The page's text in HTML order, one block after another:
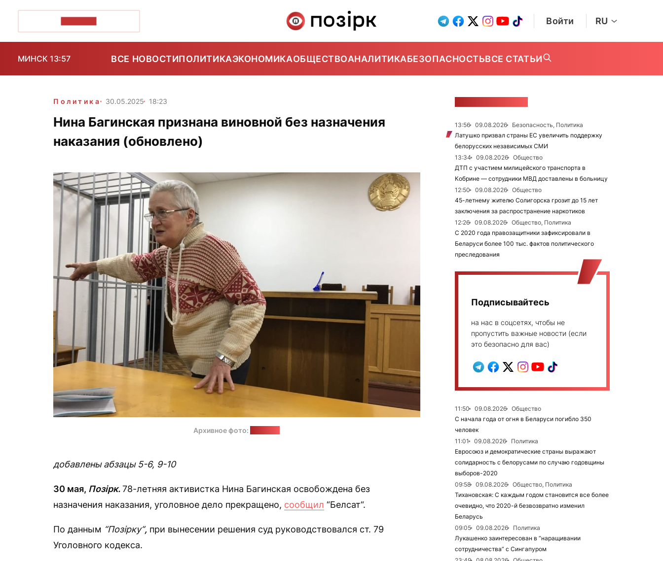
Войти RU
МИНСК 13:57 ВСЕ НОВОСТИПОЛИТИКАЭКОНОМИКАОБЩЕСТВОАНАЛИТИКАБЕЗОПАСНОСТЬВСЕ СТАТЬИ
Политика 30.05.2025 18:23
Нина Багинская признана виновной без назначения
наказания (обновлено)
Архивное фото:
добавлены абзацы 5-6, 9-10
30 мая, Позірк.78-летняя активистка Нина Багинская освобождена без
назначения наказания, уголовное дело прекращено, сообщил “Белсат“.
По данным “Позірку“, при вынесении решения суд руководствовался ст. 79
Уголовного кодекса.
13:56 09.08.2026
Безопасность, Политика
Латушко призвал страны ЕС увеличить поддержку
белорусских независимых СМИ
13:34
09.08.2026
Общество
ДТП с участием милицейского транспорта в
Кобрине — сотрудники МВД доставлены в больницу
12:50
09.08.2026
Общество
45-летнему жителю Солигорска грозит до 15 лет
заключения за распространение наркотиков
12:26
09.08.2026
Общество, Политика
С 2020 года правозащитники зафиксировали в
Беларуси более 100 тыс. фактов политического
преследования
Подписывайтесь
на нас в соцсетях, чтобы не
пропустить важные новости (если
это безопасно для вас)
11:50 09.08.2026
Общество
С начала года от огня в Беларуси погибло 350
человек
11:01
09.08.2026
Политика
Евросоюз и демократические страны выражают
солидарность с белорусами по случаю годовщины
выборов-2020
09:58
09.08.2026
Общество, Политика
Тихановская: С каждым годом становится все более
очевидно, что 2020-й безвозвратно изменил
Беларусь
09:05
09.08.2026
Политика
Лукашенко заинтересован в “наращивании
сотрудничества” с Сингапуром